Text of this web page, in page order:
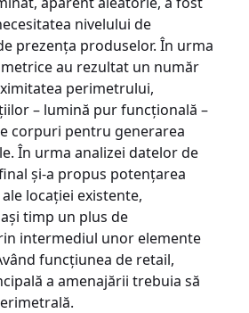
nivelului de
prezenţa produselor. În urma
au rezultat un număr
perimetrului,
– lumină pur funcţională –
corpuri pentru generarea
În urma analizei datelor de
şi-a propus potenţarea
locaţiei existente,
timp un plus de
intermediul unor elemente
funcţiunea de retail,
a amenajării trebuia să